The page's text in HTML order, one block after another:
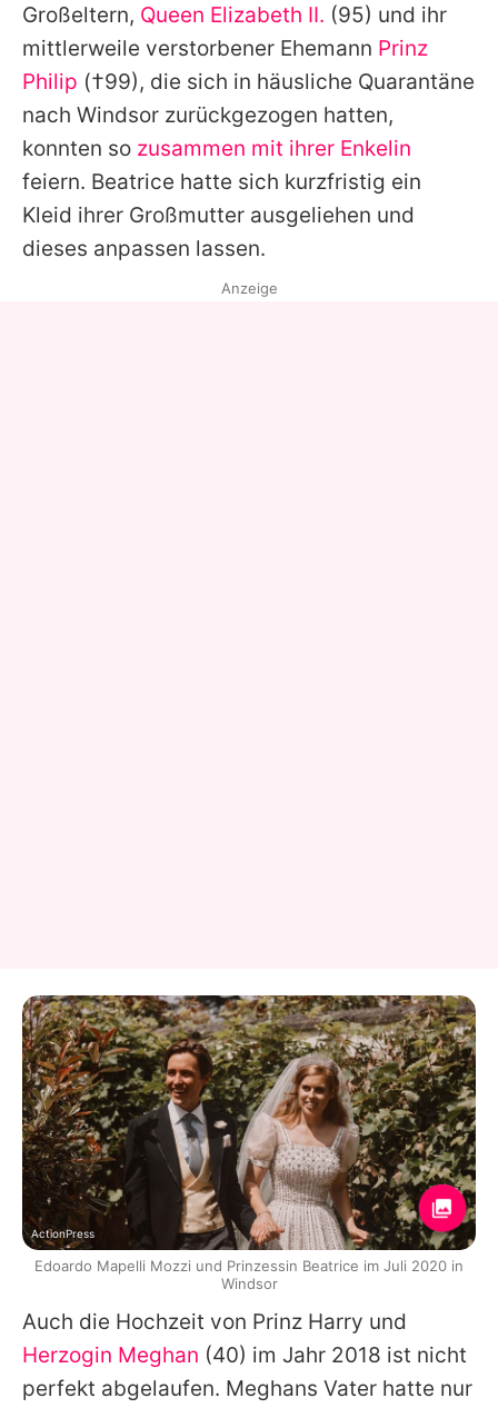
Großeltern, Queen Elizabeth II. (95) und ihr
mittlerweile verstorbener Ehemann Prinz
Philip (†99), die sich in häusliche Quarantäne
nach Windsor zurückgezogen hatten,
konnten so zusammen mit ihrer Enkelin
feiern. Beatrice hatte sich kurzfristig ein
Kleid ihrer Großmutter ausgeliehen und
dieses anpassen lassen.
Auch die Hochzeit von Prinz Harry und
Herzogin Meghan (40) im Jahr 2018 ist nicht
perfekt abgelaufen. Meghans Vater hatte nur
Anzeige
ActionPress
Edoardo Mapelli Mozzi und Prinzessin Beatrice im Juli 2020 in
Windsor